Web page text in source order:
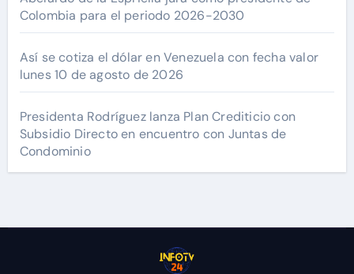
Colombia para el periodo 2026-2030
Así se cotiza el dólar en Venezuela con fecha valor
lunes 10 de agosto de 2026
Presidenta Rodríguez lanza Plan Crediticio con
Subsidio Directo en encuentro con Juntas de
Condominio